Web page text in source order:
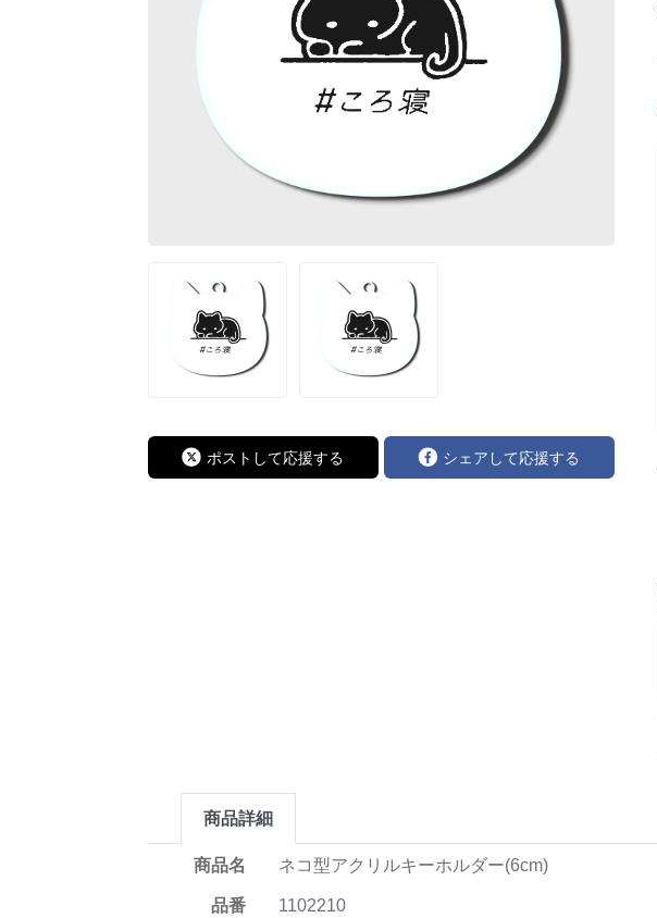
ポストして応援する シェアして応援する
商品詳細
商品名 ネコ型アクリルキーホルダー(6cm)
品番 1102210